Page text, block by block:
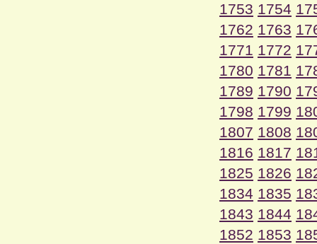
1753 1754
1762 1763
1771 1772
1780 1781
1789 1790
1798 1799
1807 1808
1816 1817
1825 1826
1834 1835
1843 1844
1852 1853